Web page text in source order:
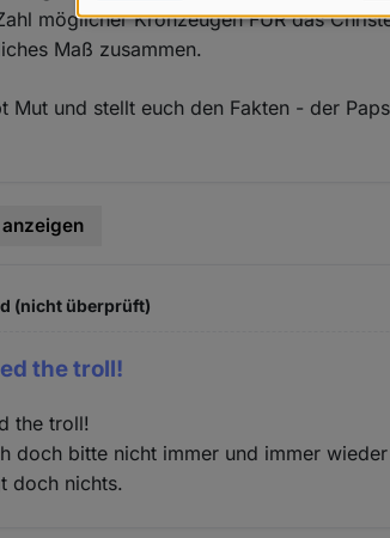
möglicher Kronzeugen FÜR das
Maß zusammen.
Mut und stellt euch den Fakten - der
(nicht überprüft)
the troll!
the troll!
doch bitte nicht immer und immer
doch nichts.
Daten
und